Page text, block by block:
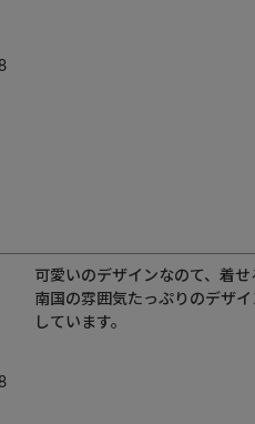
可愛いのデザインなのて、着
南国の雰囲気たっぷりのデザ